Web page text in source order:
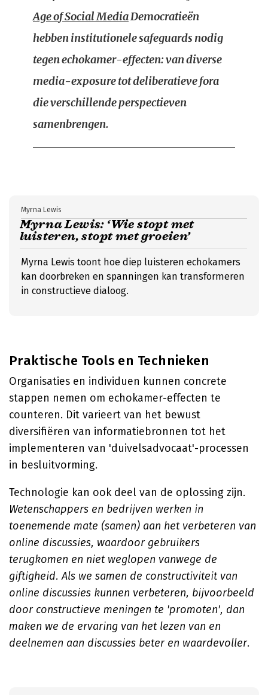
Age of Social MediaDemocratieën
hebben institutionele safeguards nodig
tegen echokamer-effecten: van diverse
media-exposure tot deliberatieve fora
die verschillende perspectieven
samenbrengen.
Myrna Lewis: ‘Wie stopt met
luisteren, stopt met groeien’
Myrna Lewis
Myrna Lewis toont hoe diep luisteren echokamers
kan doorbreken en spanningen kan transformeren
in constructieve dialoog.
Praktische Tools en Technieken
Organisaties en individuen kunnen concrete
stappen nemen om echokamer-effecten te
counteren. Dit varieert van het bewust
diversifiëren van informatiebronnen tot het
implementeren van 'duivelsadvocaat'-processen
in besluitvorming.
Technologie kan ook deel van de oplossing zijn.
Wetenschappers en bedrijven werken in
toenemende mate (samen) aan het verbeteren van
online discussies, waardoor gebruikers
terugkomen en niet weglopen vanwege de
giftigheid. Als we samen de constructiviteit van
online discussies kunnen verbeteren, bijvoorbeeld
door constructieve meningen te 'promoten', dan
maken we de ervaring van het lezen van en
deelnemen aan discussies beter en waardevoller.